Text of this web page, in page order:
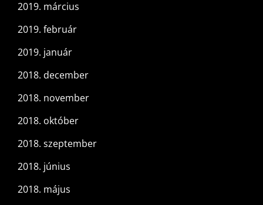
2019. március
2019. február
2019. január
2018. december
2018. november
2018. október
2018. szeptember
2018. június
2018. május